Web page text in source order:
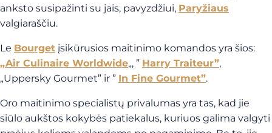
anksto susipažinti su jais, pavyzdžiui, Paryžiaus
valgiaraščiu.
Le Bourget įsikūrusios maitinimo komandos yra šios:
„Air Culinaire Worldwide„, ” Harry Traiteur”,
„Uppersky Gourmet” ir ” In Fine Gourmet”.
Oro maitinimo specialistų privalumas yra tas, kad jie
siūlo aukštos kokybės patiekalus, kuriuos galima valgyti